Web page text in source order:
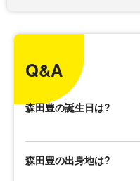
Q&A
森田豊の誕生日は?
森田豊の出身地は?